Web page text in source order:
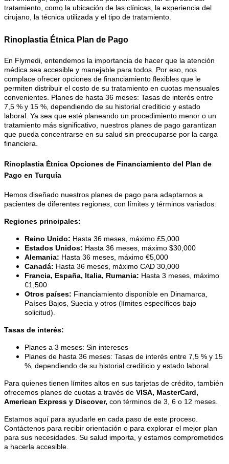
tratamiento, como la ubicación de las clínicas, la experiencia del
cirujano, la técnica utilizada y el tipo de tratamiento.
Rinoplastia Étnica Plan de Pago
En Flymedi, entendemos la importancia de hacer que la atención
médica sea accesible y manejable para todos. Por eso, nos
complace ofrecer opciones de financiamiento flexibles que le
permiten distribuir el costo de su tratamiento en cuotas mensuales
convenientes. Planes de hasta 36 meses: Tasas de interés entre
7,5 % y 15 %, dependiendo de su historial crediticio y estado
laboral. Ya sea que esté planeando un procedimiento menor o un
tratamiento más significativo, nuestros planes de pago garantizan
que pueda concentrarse en su salud sin preocuparse por la carga
financiera.
Rinoplastia Étnica Opciones de Financiamiento del Plan de
Pago en Turquía
Hemos diseñado nuestros planes de pago para adaptarnos a
pacientes de diferentes regiones, con límites y términos variados:
Regiones principales:
Reino Unido: Hasta 36 meses, máximo £5,000
Estados Unidos: Hasta 36 meses, máximo $30,000
Alemania: Hasta 36 meses, máximo €5,000
Canadá: Hasta 36 meses, máximo CAD 30,000
Francia, España, Italia, Rumania: Hasta 3 meses, máximo
€1,500
Otros países: Financiamiento disponible en Dinamarca,
Países Bajos, Suecia y otros (límites específicos bajo
solicitud).
Tasas de interés:
Planes a 3 meses: Sin intereses
Planes de hasta 36 meses: Tasas de interés entre 7,5 % y 15
%, dependiendo de su historial crediticio y estado laboral.
Para quienes tienen límites altos en sus tarjetas de crédito, también
ofrecemos planes de cuotas a través de VISA, MasterCard,
American Express y Discover, con términos de 3, 6 o 12 meses.
Estamos aquí para ayudarle en cada paso de este proceso.
Contáctenos para recibir orientación o para explorar el mejor plan
para sus necesidades. Su salud importa, y estamos comprometidos
a hacerla accesible.